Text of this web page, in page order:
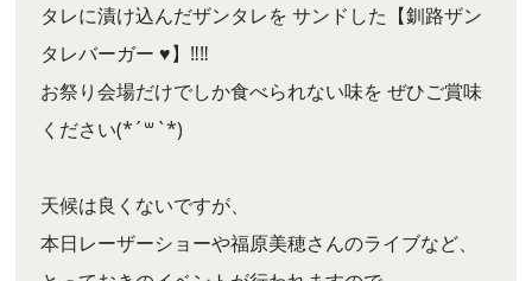
タレに漬け込んだザンタレを サンドした【釧路ザン
タレバーガー ♥︎】‼︎‼︎
お祭り会場だけでしか食べられない味を ぜひご賞味
ください(*´꒳`*)
天候は良くないですが、
本日レーザーショーや福原美穂さんのライブなど、